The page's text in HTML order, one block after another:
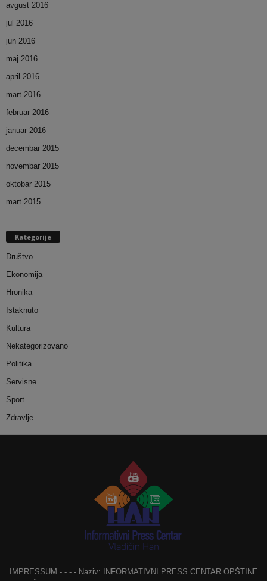
avgust 2016
jul 2016
jun 2016
maj 2016
april 2016
mart 2016
februar 2016
januar 2016
decembar 2015
novembar 2015
oktobar 2015
mart 2015
Kategorije
Društvo
Ekonomija
Hronika
Istaknuto
Kultura
Nekategorizovano
Politika
Servisne
Sport
Zdravlje
IMPRESSUM - - - - Naziv: INFORMATIVNI PRESS CENTAR OPŠTINE